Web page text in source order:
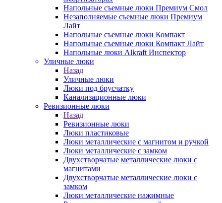
Напольные съемные люки Премиум Смол
Незаполняемые съемные люки Премиум
Лайт
Напольные съемные люки Компакт
Напольные съемные люки Компакт Лайт
Напольные люки Alkraft Инспектор
Уличные люки
Назад
Уличные люки
Люки под брусчатку
Канализационные люки
Ревизионные люки
Назад
Ревизионные люки
Люки пластиковые
Люки металлические с магнитом и ручкой
Люки металлические с замком
Двухстворчатые металлические люки с
магнитами
Двухстворчатые металлические люки с
замком
Люки металлические нажимные